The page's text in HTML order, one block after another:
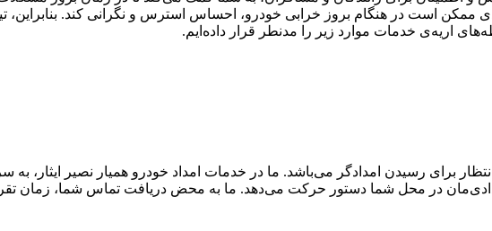
ممکن است در هنگام بروز خرابی خودرو، احساس استرس و نگرانی کند. بنابراین،
اریه‌ی خدمات موارد زیر را مدنطر قرار داده‌ایم.
برای رسیدن امدادگر می‌باشد. ما در خدمات امداد خودرو همیار نصیر ایثار،
در محل شما دستور حرکت می‌دهد. ما به محض دریافت تماس شما، زمان